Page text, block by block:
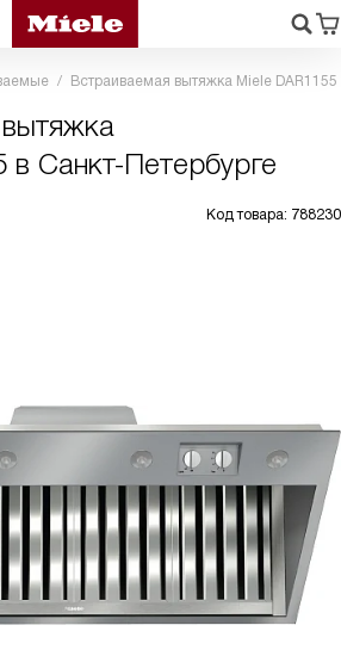
Встраиваемая вытяжка Miele DAR1155
в Санкт-Петербурге
Код товара: 788230